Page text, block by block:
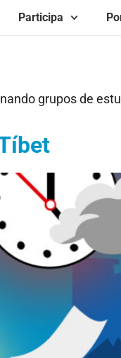
Participa
grupos de